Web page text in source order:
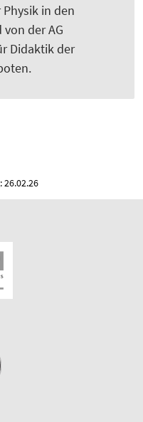
in den
der AG
Didaktik der